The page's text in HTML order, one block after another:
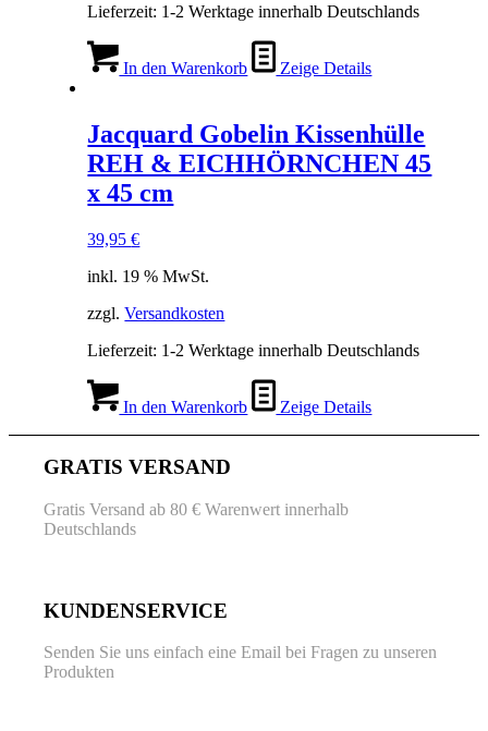
Lieferzeit: 1-2 Werktage innerhalb Deutschlands
In den Warenkorb Zeige Details
Jacquard Gobelin Kissenhülle
REH & EICHHÖRNCHEN 45
x 45 cm
39,95€
inkl. 19 % MwSt.
zzgl.Versandkosten
Lieferzeit: 1-2 Werktage innerhalb Deutschlands
In den Warenkorb Zeige Details
GRATIS VERSAND
Gratis Versand ab 80 € Warenwert innerhalb
Deutschlands
KUNDENSERVICE
Senden Sie uns einfach eine Email bei Fragen zu unseren
Produkten